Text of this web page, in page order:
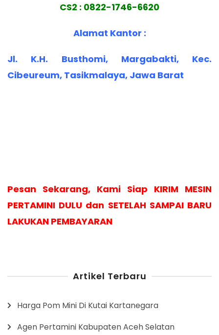
CS2 : 0822-1746-6620
Alamat Kantor :
Jl. K.H. Busthomi, Margabakti, Kec.
Cibeureum, Tasikmalaya, Jawa Barat
Pesan Sekarang, Kami Siap KIRIM MESIN
PERTAMINI DULU dan SETELAH SAMPAI BARU
LAKUKAN PEMBAYARAN
Artikel Terbaru
Harga Pom Mini Di Kutai Kartanegara
Agen Pertamini Kabupaten Aceh Selatan